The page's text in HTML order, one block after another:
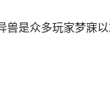
兽是众多玩家梦寐